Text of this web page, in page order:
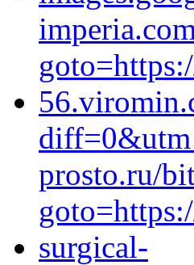
prosto.ru/
surgical-